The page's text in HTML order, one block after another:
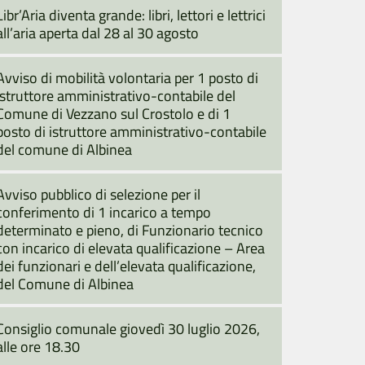
diventa grande: libri, lettori e lettrici
aperta dal 28 al 30 agosto
di mobilità volontaria per 1 posto di
amministrativo-contabile del
di Vezzano sul Crostolo e di 1
di istruttore amministrativo-contabile
comune di Albinea
pubblico di selezione per il
di 1 incarico a tempo
e pieno, di Funzionario tecnico
incarico di elevata qualificazione – Area
funzionari e dell’elevata qualificazione,
Comune di Albinea
comunale giovedì 30 luglio 2026,
ore 18.30